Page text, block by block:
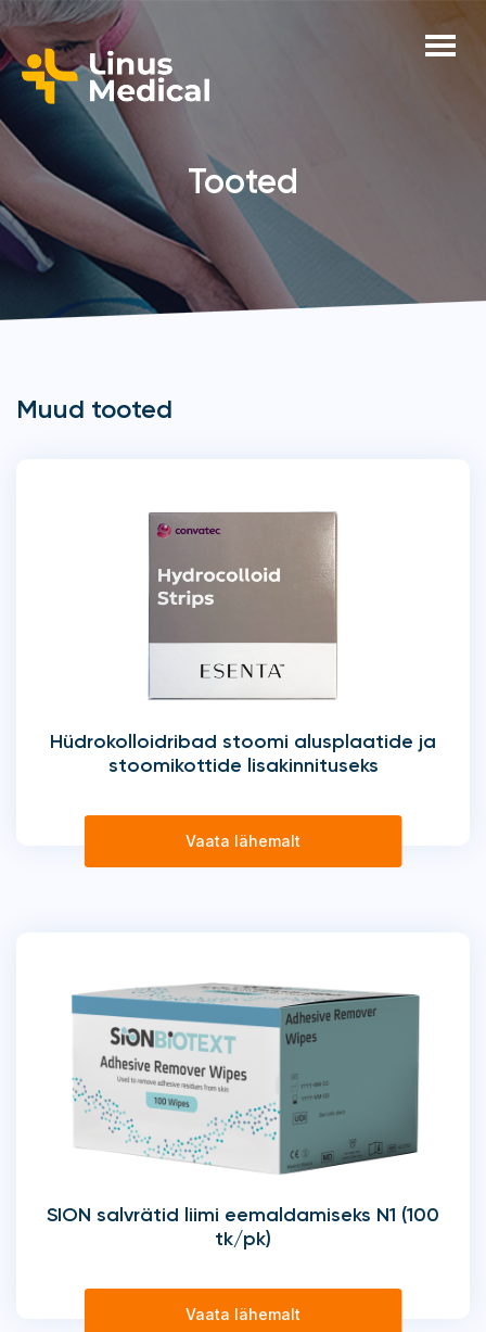
Tooted
Muud tooted
Hüdrokolloidribad stoomi alusplaatide ja
stoomikottide lisakinnituseks
Vaata lähemalt
SION salvrätid liimi eemaldamiseks N1 (100
tk/pk)
Vaata lähemalt